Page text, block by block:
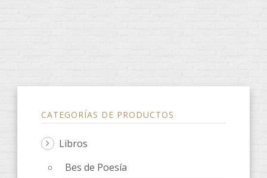
CATEGORÍAS DE PRODUCTOS
Libros
Bes de Poesía